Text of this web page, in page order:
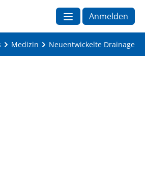
Anmelden
Medizin Neuentwickelte Drainage-